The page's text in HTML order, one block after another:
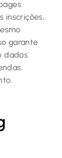
inscrições,
garante
dados